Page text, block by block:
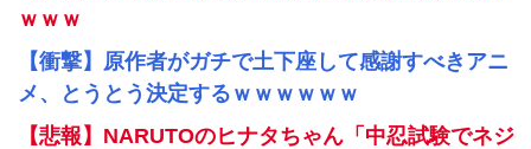
ｗｗｗ
【衝撃】原作者がガチで土下座して感謝すべきアニ
メ、とうとう決定するｗｗｗｗｗｗ
【悲報】NARUTOのヒナタちゃん「中忍試験でネジ